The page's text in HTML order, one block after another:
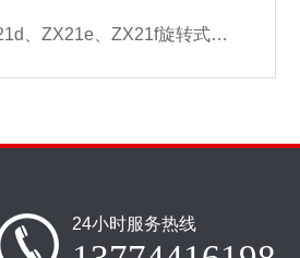
、ZX21e、ZX21f旋转式电阻箱
24小时服务热线